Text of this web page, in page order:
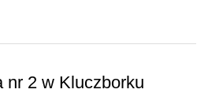
nr 2 w Kluczborku